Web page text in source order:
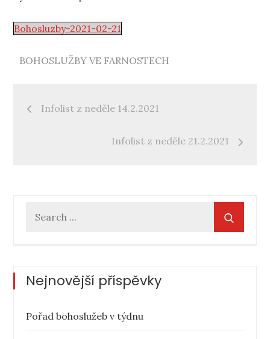
Bohosluzby-2021-02-21
BOHOSLUŽBY VE FARNOSTECH
Navigace
Infolist z neděle 14.2.2021
Infolist z neděle 21.2.2021
Nejnovější příspěvky
Pořad bohoslužeb v týdnu